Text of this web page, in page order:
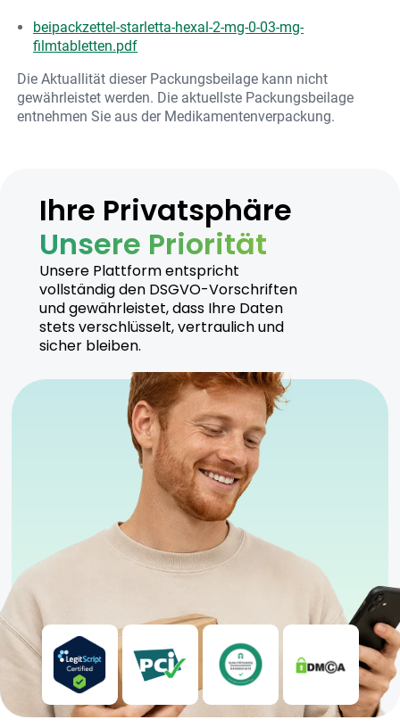
beipackzettel-starletta-hexal-2-mg-0-03-mg-
filmtabletten.pdf
Die Aktuallität dieser Packungsbeilage kann nicht
gewährleistet werden. Die aktuellste Packungsbeilage
entnehmen Sie aus der Medikamentenverpackung.
Ihre Privatsphäre
Unsere Priorität
Unsere Plattform entspricht
vollständig den DSGVO-Vorschriften
und gewährleistet, dass Ihre Daten
stets verschlüsselt, vertraulich und
sicher bleiben.